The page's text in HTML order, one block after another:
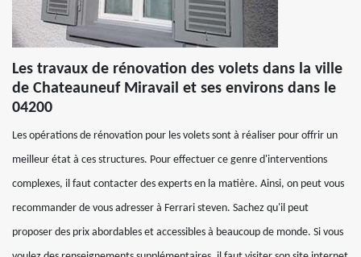
Les travaux de rénovation des volets dans la ville
de Chateauneuf Miravail et ses environs dans le
04200
Les opérations de rénovation pour les volets sont à réaliser pour offrir un
meilleur état à ces structures. Pour effectuer ce genre d'interventions
complexes, il faut contacter des experts en la matière. Ainsi, on peut vous
recommander de vous adresser à Ferrari steven. Sachez qu'il peut
proposer des prix abordables et accessibles à beaucoup de monde. Si vous